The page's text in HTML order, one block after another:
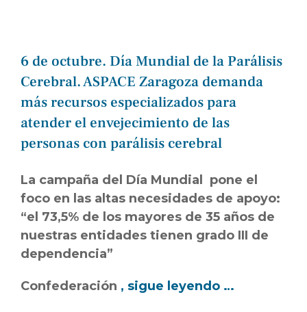
6 de octubre. Día Mundial de la Parálisis
Cerebral. ASPACE Zaragoza demanda
más recursos especializados para
atender el envejecimiento de las
personas con parálisis cerebral
La campaña del Día Mundial pone el
foco en las altas necesidades de apoyo:
“el 73,5% de los mayores de 35 años de
nuestras entidades tienen grado III de
dependencia”
Confederación , sigue leyendo …